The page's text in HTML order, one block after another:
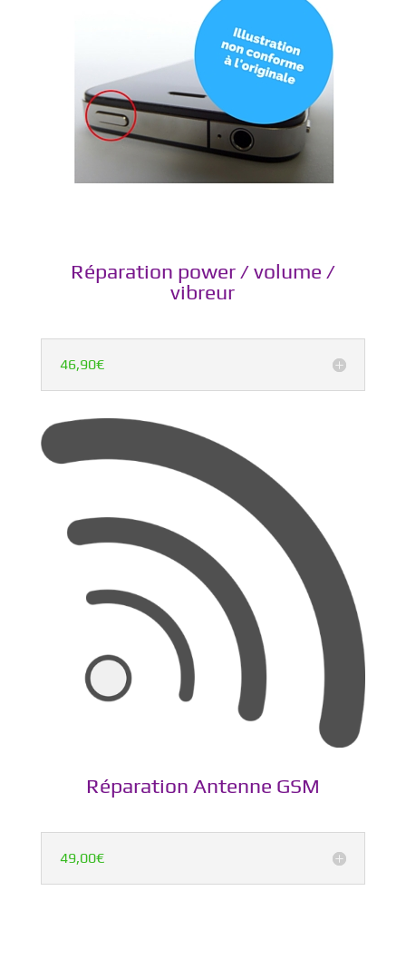
Réparation power / volume /
vibreur
46,90€
Réparation Antenne GSM
49,00€